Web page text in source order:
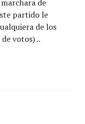
de
partido le
de los
votos) ..